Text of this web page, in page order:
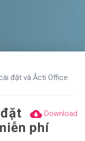
đặt và Ắcti Office
cloud_download Download
phí